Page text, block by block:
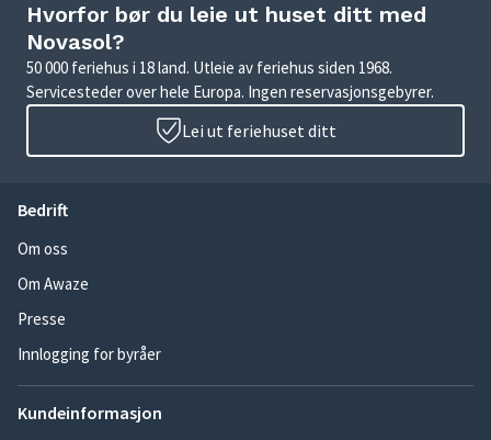
Hvorfor bør du leie ut huset ditt med
Novasol?
50 000 feriehus i 18 land. Utleie av feriehus siden 1968.
Servicesteder over hele Europa. Ingen reservasjonsgebyrer.
Lei ut feriehuset ditt
Bedrift
Om oss
Om Awaze
Presse
Innlogging for byråer
Kundeinformasjon